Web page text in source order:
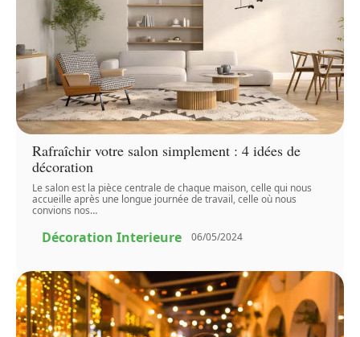
Rafraîchir votre salon simplement : 4 idées de
décoration
Le salon est la pièce centrale de chaque maison, celle qui nous
accueille après une longue journée de travail, celle où nous
convions nos…
Décoration Interieure 06/05/2024